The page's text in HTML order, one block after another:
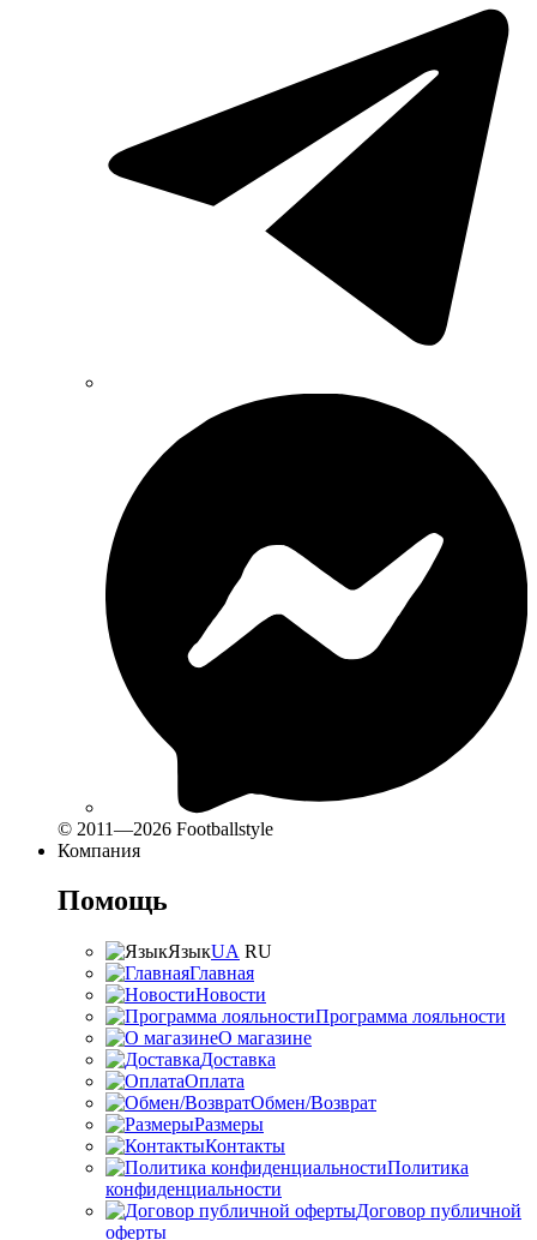
© 2011—2026 Footballstyle
Компания
Помощь
ЯзыкUA RU
Главная
Новости
Программа лояльности
О магазине
Доставка
Оплата
Обмен/Возврат
Размеры
Контакты
Политика
конфиденциальности
Договор публичной
оферты